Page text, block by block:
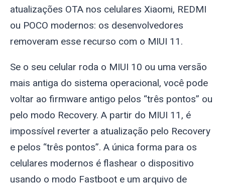
atualizações OTA nos celulares Xiaomi, REDMI
ou POCO modernos: os desenvolvedores
removeram esse recurso com o MIUI 11.
Se o seu celular roda o MIUI 10 ou uma versão
mais antiga do sistema operacional, você pode
voltar ao firmware antigo pelos “três pontos” ou
pelo modo Recovery. A partir do MIUI 11, é
impossível reverter a atualização pelo Recovery
e pelos “três pontos”. A única forma para os
celulares modernos é flashear o dispositivo
usando o modo Fastboot e um arquivo de